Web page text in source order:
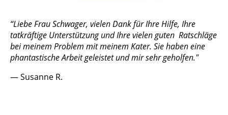
“Liebe Frau Schwager, vielen Dank für Ihre Hilfe, Ihre
tatkräftige Unterstützung und Ihre vielen guten Ratschläge
bei meinem Problem mit meinem Kater. Sie haben eine
phantastische Arbeit geleistet und mir sehr geholfen."
— Susanne R.